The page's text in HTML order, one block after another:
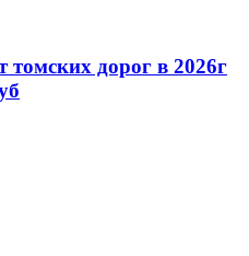
томских дорог в 2026г